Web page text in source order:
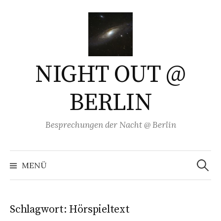
NIGHT OUT @
BERLIN
Besprechungen der Nacht @ Berlin
MENÜ
Suchen
nach:
Schlagwort: Hörspieltext